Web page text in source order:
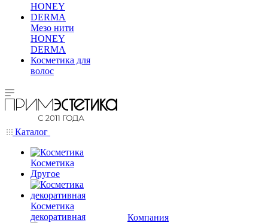
Мезо нити
HONEY
DERMA
Косметика для
волос
Каталог
Косметика
Другое
Косметика
декоративная
Компания